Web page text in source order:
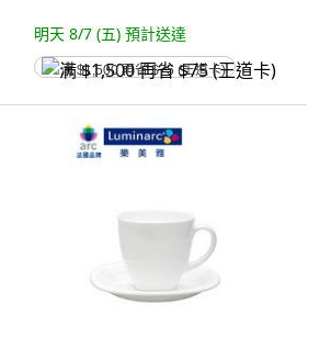
明天 8/7 (五) 預計送達
满 $1,500 再省 $75 (王道卡)